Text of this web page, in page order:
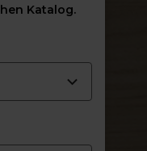
Katalog.